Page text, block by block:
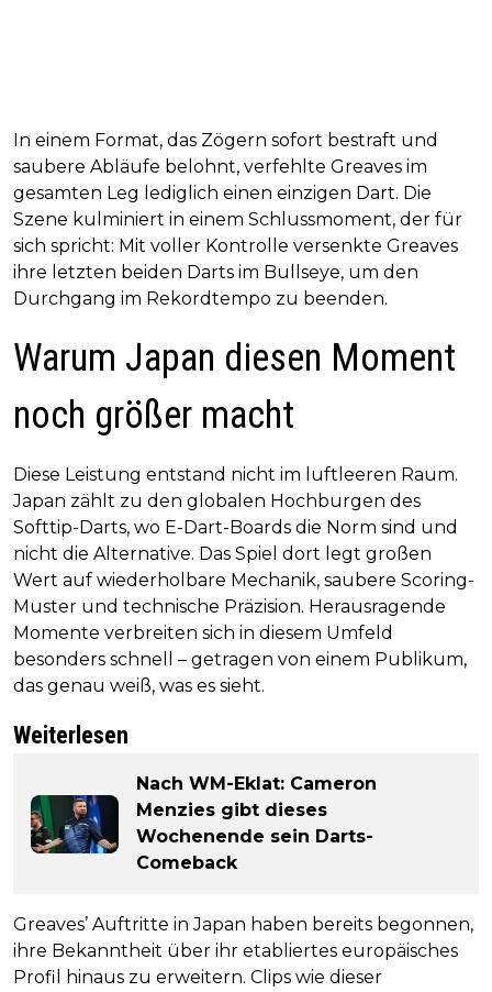
In einem Format, das Zögern sofort bestraft und
saubere Abläufe belohnt, verfehlte Greaves im
gesamten Leg lediglich einen einzigen Dart. Die
Szene kulminiert in einem Schlussmoment, der für
sich spricht: Mit voller Kontrolle versenkte Greaves
ihre letzten beiden Darts im Bullseye, um den
Durchgang im Rekordtempo zu beenden.
Warum Japan diesen Moment
noch größer macht
Diese Leistung entstand nicht im luftleeren Raum.
Japan zählt zu den globalen Hochburgen des
Softtip-Darts, wo E-Dart-Boards die Norm sind und
nicht die Alternative. Das Spiel dort legt großen
Wert auf wiederholbare Mechanik, saubere Scoring-
Muster und technische Präzision. Herausragende
Momente verbreiten sich in diesem Umfeld
besonders schnell – getragen von einem Publikum,
das genau weiß, was es sieht.
Weiterlesen
Nach WM-Eklat: Cameron
Menzies gibt dieses
Wochenende sein Darts-
Comeback
Greaves’ Auftritte in Japan haben bereits begonnen,
ihre Bekanntheit über ihr etabliertes europäisches
Profil hinaus zu erweitern. Clips wie dieser